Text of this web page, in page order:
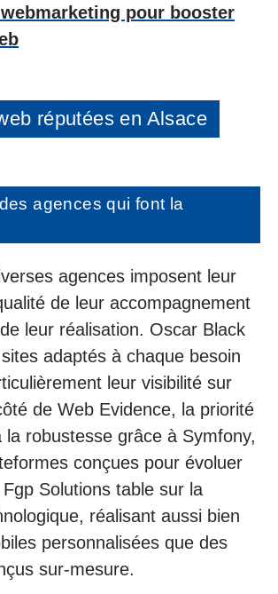
pour booster
réputées en Alsace
agences qui font la
agences imposent leur
de leur accompagnement
leur réalisation. Oscar Black
adaptés à chaque besoin
leur visibilité sur
de Web Evidence, la priorité
la robustesse grâce à Symfony,
conçues pour évoluer
Solutions table sur la
réalisant aussi bien
personnalisées que des
sur-mesure.